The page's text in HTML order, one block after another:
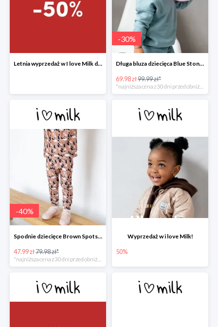
Letnia wyprzedaż w I love Milk do -50%
-30%
Długa bluza dziecięca Blue Stone ILM
69.98 zł99.99 zł*
*najniższa cena z 30 dni przed obniżką
-40%
Spodnie dziecięce Brown Spots print
47.99 zł79.98 zł*
Wyprzedaż w i love Milk!
50%